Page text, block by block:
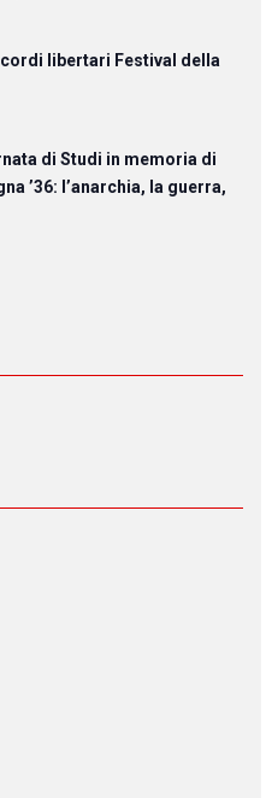
libertari Festival della
di Studi in memoria di
’36: l’anarchia, la guerra,